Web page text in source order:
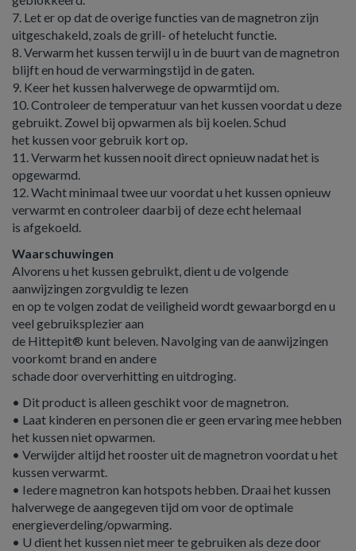
7. Let er op dat de overige functies van de magnetron zijn
uitgeschakeld, zoals de grill- of hetelucht functie.
8. Verwarm het kussen terwijl u in de buurt van de magnetron
blijft en houd de verwarmingstijd in de gaten.
9. Keer het kussen halverwege de opwarmtijd om.
10. Controleer de temperatuur van het kussen voordat u deze
gebruikt. Zowel bij opwarmen als bij koelen. Schud
het kussen voor gebruik kort op.
11. Verwarm het kussen nooit direct opnieuw nadat het is
opgewarmd.
12. Wacht minimaal twee uur voordat u het kussen opnieuw
verwarmt en controleer daarbij of deze echt helemaal
is afgekoeld.
Waarschuwingen
Alvorens u het kussen gebruikt, dient u de volgende
aanwijzingen zorgvuldig te lezen
en op te volgen zodat de veiligheid wordt gewaarborgd en u
veel gebruiksplezier aan
de Hittepit® kunt beleven. Navolging van de aanwijzingen
voorkomt brand en andere
schade door oververhitting en uitdroging.
• Dit product is alleen geschikt voor de magnetron.
• Laat kinderen en personen die er geen ervaring mee hebben
het kussen niet opwarmen.
• Verwijder altijd het rooster uit de magnetron voordat u het
kussen verwarmt.
• Iedere magnetron kan hotspots hebben. Draai het kussen
halverwege de aangegeven tijd om voor de optimale
energieverdeling/opwarming.
• U dient het kussen niet meer te gebruiken als deze door